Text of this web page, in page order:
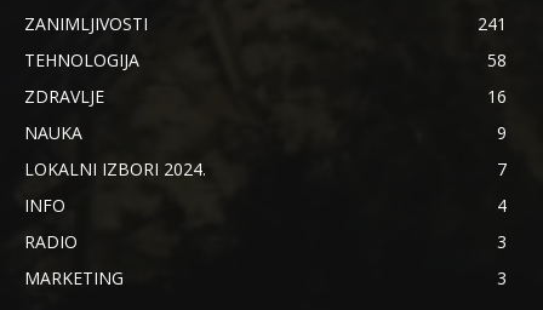
ZANIMLJIVOSTI
241
TEHNOLOGIJA
58
ZDRAVLJE
16
NAUKA
9
LOKALNI IZBORI 2024.
7
INFO
4
RADIO
3
MARKETING
3